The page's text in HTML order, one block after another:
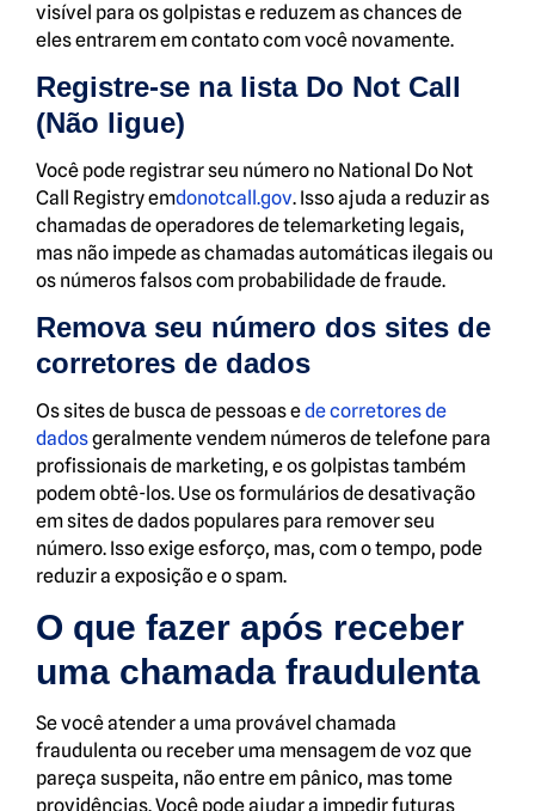
visível para os golpistas e reduzem as chances de
eles entrarem em contato com você novamente.
Registre-se na lista Do Not Call
(Não ligue)
Você pode registrar seu número no National Do Not
Call Registry emdonotcall.gov. Isso ajuda a reduzir as
chamadas de operadores de telemarketing legais,
mas não impede as chamadas automáticas ilegais ou
os números falsos com probabilidade de fraude.
Remova seu número dos sites de
corretores de dados
Os sites de busca de pessoas ede corretores de
dadosgeralmente vendem números de telefone para
profissionais de marketing, e os golpistas também
podem obtê-los. Use os formulários de desativação
em sites de dados populares para remover seu
número. Isso exige esforço, mas, com o tempo, pode
reduzir a exposição e o spam.
O que fazer após receber
uma chamada fraudulenta
Se você atender a uma provável chamada
fraudulenta ou receber uma mensagem de voz que
pareça suspeita, não entre em pânico, mas tome
providências. Você pode ajudar a impedir futuras